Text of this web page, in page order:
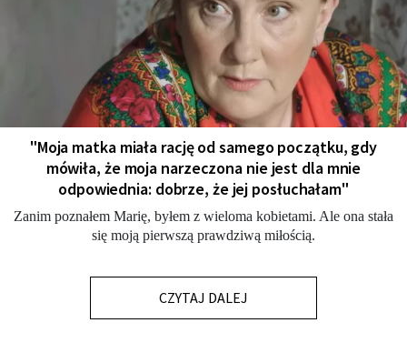
"Moja matka miała rację od samego początku, gdy
mówiła, że moja narzeczona nie jest dla mnie
odpowiednia: dobrze, że jej posłuchałam"
Zanim poznałem Marię, byłem z wieloma kobietami. Ale ona stała
się moją pierwszą prawdziwą miłością.
CZYTAJ DALEJ